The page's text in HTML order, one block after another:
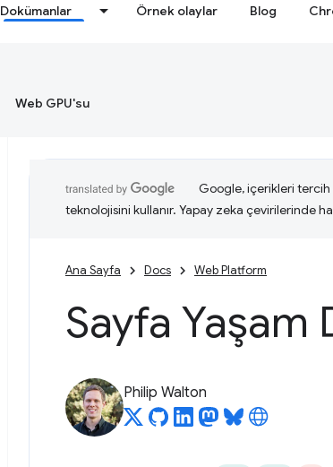
Dokümanlar Örnek olaylar Blog
Web GPU'su
Google, içerikleri
teknolojisini kullanır. Yapay zeka çevirilerinde
Ana Sayfa Docs Web Platform
Sayfa Yaşam
Philip Walton